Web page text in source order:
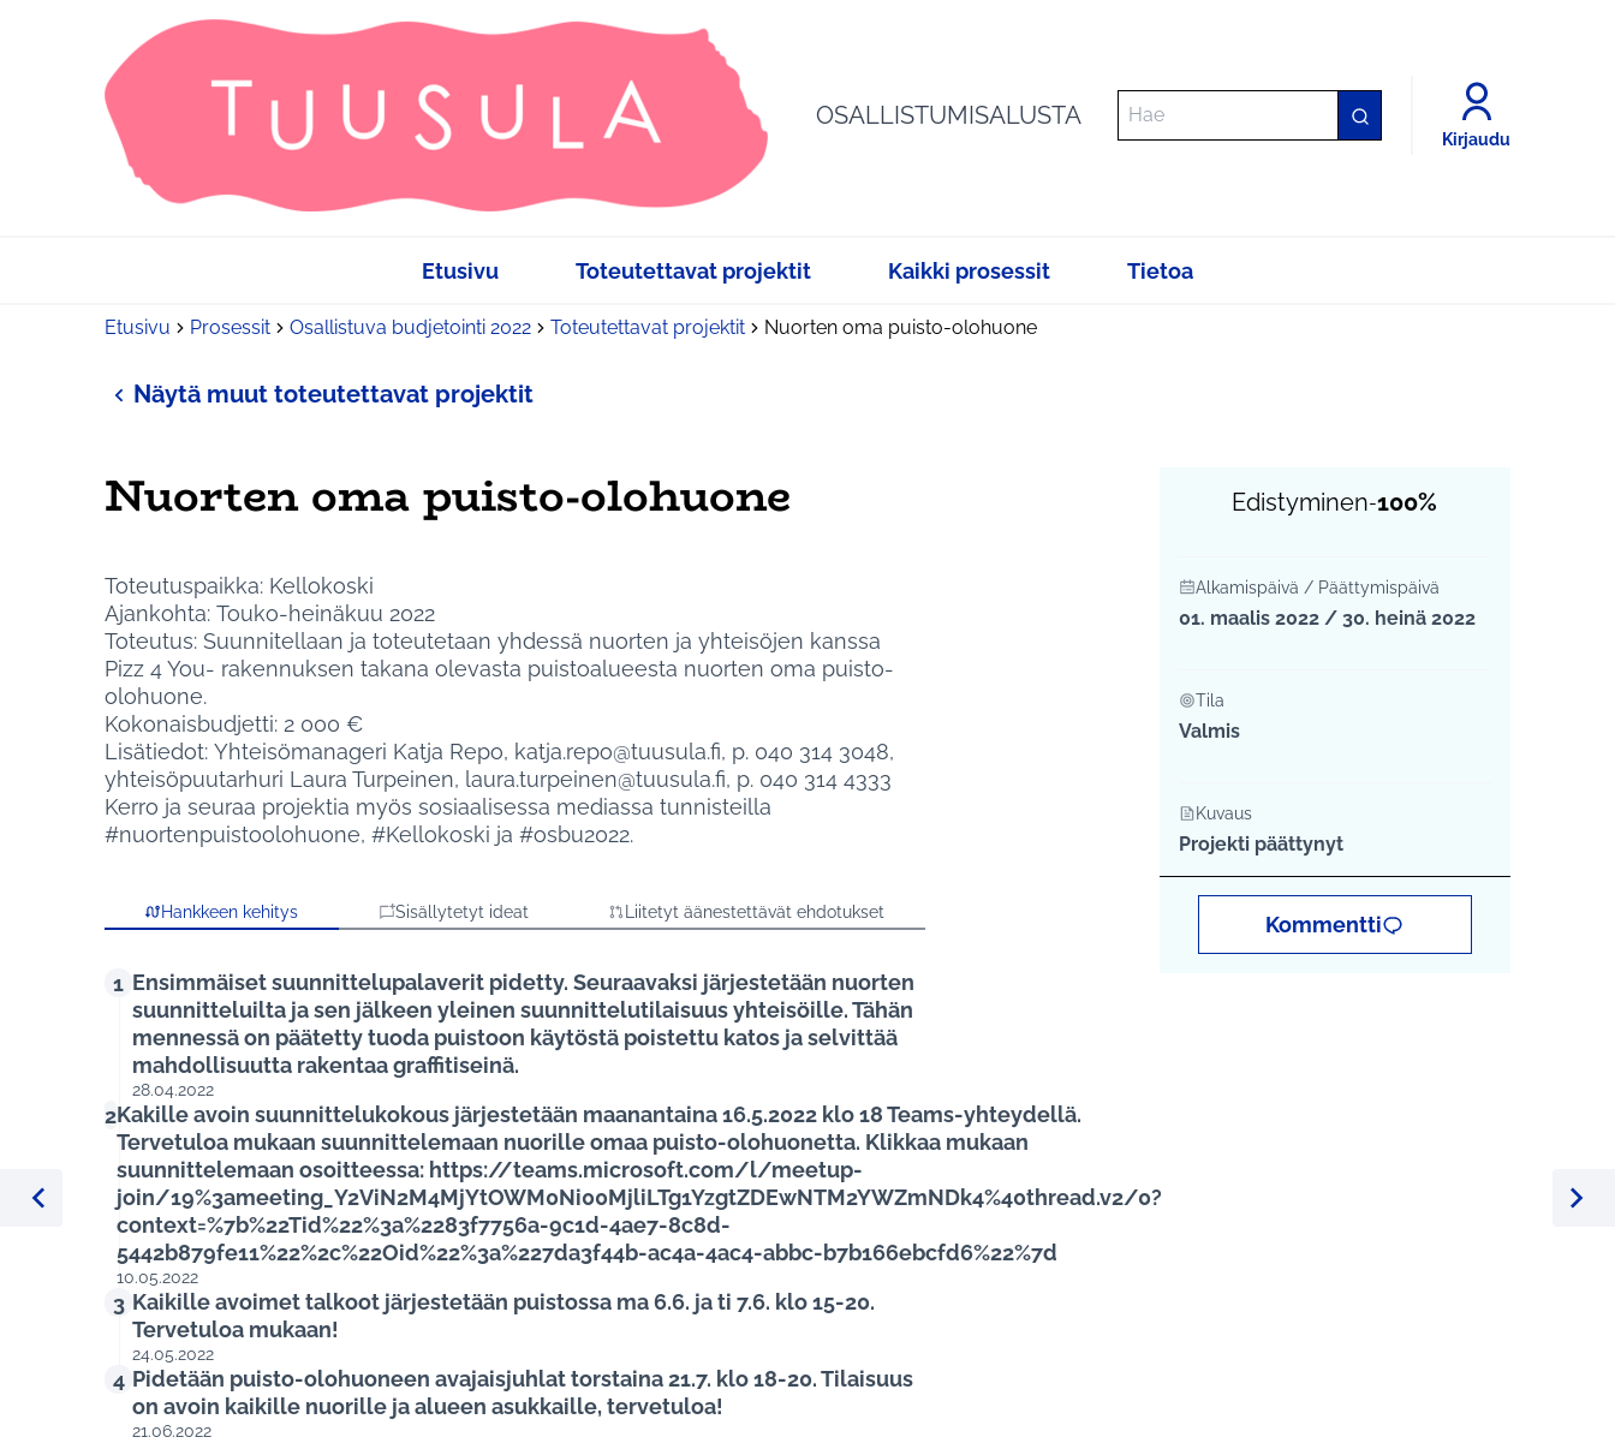
OSALLISTUMISALUSTA
Kirjaudu
Etusivu Toteutettavat projektit Kaikki prosessit Tietoa
Etusivu Prosessit Osallistuva budjetointi 2022 Toteutettavat projektit Nuorten oma puisto-olohuone
Näytä muut toteutettavat projektit
%Edellinen kohde
Nuorten oma puisto-olohuone
Toteutuspaikka: Kellokoski
Ajankohta: Touko-heinäkuu 2022
Toteutus: Suunnitellaan ja toteutetaan yhdessä nuorten ja yhteisöjen kanssa
Pizz 4 You- rakennuksen takana olevasta puistoalueesta nuorten oma puisto-
olohuone.
Kokonaisbudjetti: 2 000 €
Lisätiedot: Yhteisömanageri Katja Repo, katja.repo@tuusula.fi, p. 040 314 3048,
yhteisöpuutarhuri Laura Turpeinen, laura.turpeinen@tuusula.fi, p. 040 314 4333
Kerro ja seuraa projektia myös sosiaalisessa mediassa tunnisteilla
#nuortenpuistoolohuone, #Kellokoski ja #osbu2022.
Hankkeen kehitys Sisällytetyt ideat Liitetyt äänestettävät ehdotukset
1 Ensimmäiset suunnittelupalaverit pidetty. Seuraavaksi järjestetään nuorten
suunnitteluilta ja sen jälkeen yleinen suunnittelutilaisuus yhteisöille. Tähän
mennessä on päätetty tuoda puistoon käytöstä poistettu katos ja selvittää
mahdollisuutta rakentaa graffitiseinä.
28.04.2022
2Kakille avoin suunnittelukokous järjestetään maanantaina 16.5.2022 klo 18 Teams-yhteydellä.
Tervetuloa mukaan suunnittelemaan nuorille omaa puisto-olohuonetta. Klikkaa mukaan
suunnittelemaan osoitteessa: https://teams.microsoft.com/l/meetup-
join/19%3ameeting_Y2ViN2M4MjYtOWM0Ni00MjliLTg1YzgtZDEwNTM2YWZmNDk4%40thread.v2/0?
context=%7b%22Tid%22%3a%2283f7756a-9c1d-4ae7-8c8d-
5442b879fe11%22%2c%22Oid%22%3a%227da3f44b-ac4a-4ac4-abbc-b7b166ebcfd6%22%7d
10.05.2022
3 Kaikille avoimet talkoot järjestetään puistossa ma 6.6. ja ti 7.6. klo 15-20.
Tervetuloa mukaan!
24.05.2022
4 Pidetään puisto-olohuoneen avajaisjuhlat torstaina 21.7. klo 18-20. Tilaisuus
on avoin kaikille nuorille ja alueen asukkaille, tervetuloa!
21.06.2022
Edistyminen-100%
Alkamispäivä / Päättymispäivä
01. maalis 2022 / 30. heinä 2022
Tila
Valmis
Kuvaus
Projekti päättynyt
Kommentti